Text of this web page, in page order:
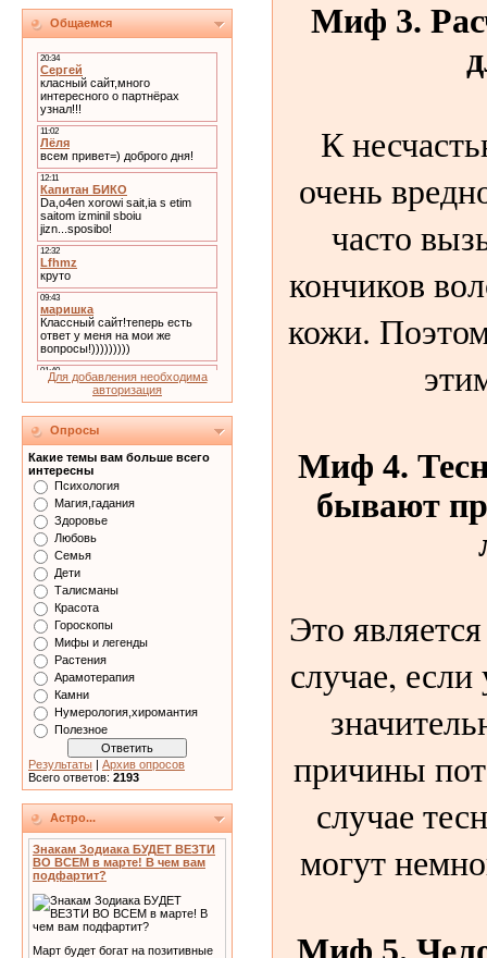
Общаемся
Для добавления необходима
авторизация
Опросы
Какие темы вам больше всего
интересны
Психология
Магия,гадания
Здоровье
Любовь
Семья
Дети
Талисманы
Красота
Гороскопы
Мифы и легенды
Растения
Арамотерапия
Камни
Нумерология,хиромантия
Полезное
Результаты | Архив опросов
Всего ответов: 2193
Астро...
Знакам Зодиака БУДЕТ ВЕЗТИ
ВО ВСЕМ в марте! В чем вам
подфартит?
Март будет богат на позитивные
Миф 3.
К
очень
часто
кончиков
кожи.
Миф 4.
бывают
Это
случае,
причины
случае
могут